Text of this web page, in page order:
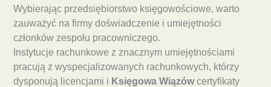
Wybierając przedsiębiorstwo księgowościowe, warto
zauważyć na firmy doświadczenie i umiejętności
członków zespołu pracowniczego.
Instytucje rachunkowe z znacznym umiejętnościami
pracują z wyspecjalizowanych rachunkowych, którzy
dysponują licencjami i Księgowa Wiązówcertyfikaty